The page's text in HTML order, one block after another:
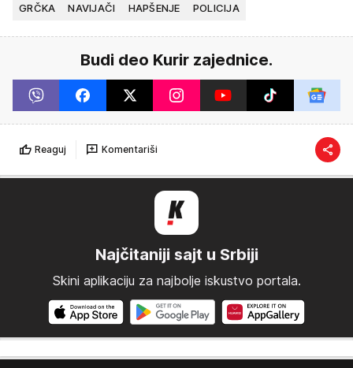
GRČKA NAVIJAČI HAPŠENJE POLICIJA
Budi deo Kurir zajednice.
Reaguj Komentariši
Najčitaniji sajt u Srbiji
Skini aplikaciju za najbolje iskustvo portala.